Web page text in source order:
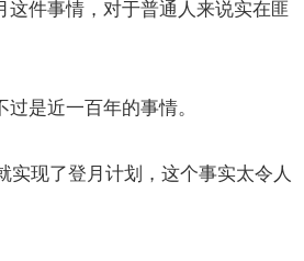
这件事情，对于普通人来说实在匪
是近一百年的事情。
实现了登月计划，这个事实太令人